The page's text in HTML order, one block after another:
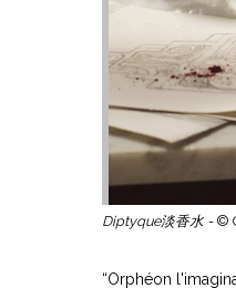
Diptyque淡香水 - ©
“Orphéon